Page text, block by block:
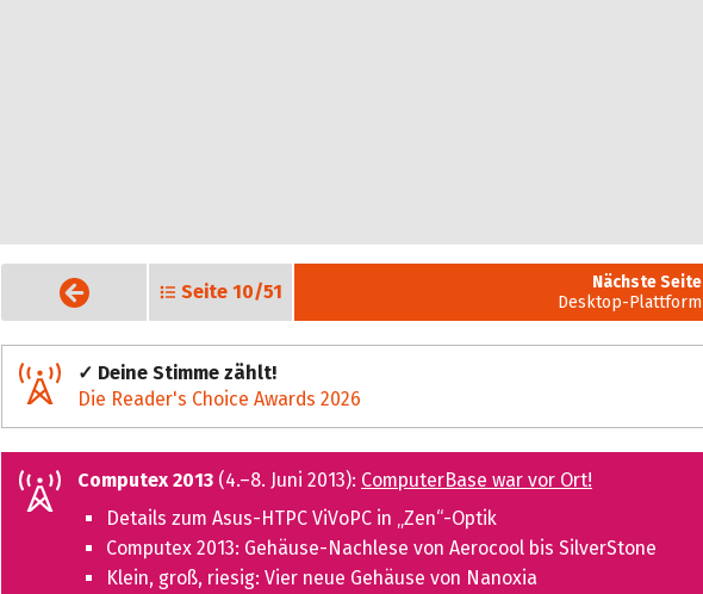
Vorige Seite Seite 10/51
Nächste Seite
Desktop-Plattform
✓ Deine Stimme zählt!
Die Reader's Choice Awards 2026
Computex 2013 (4.–8. Juni 2013): ComputerBase war vor Ort!
Details zum Asus-HTPC ViVoPC in „Zen“-Optik
Computex 2013: Gehäuse-Nachlese von Aerocool bis SilverStone
Klein, groß, riesig: Vier neue Gehäuse von Nanoxia